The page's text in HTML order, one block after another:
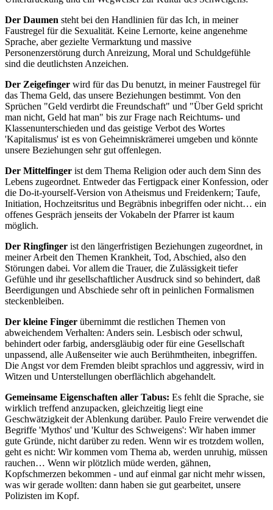
Der Daumen steht bei den Handlinien für das Ich, in meiner
Faustregel für die Sexualität. Keine Lernorte, keine angenehme
Sprache, aber gezielte Vermarktung und massive
Personenzerstörung durch Anreizung, Moral und Schuldgefühle
sind die deutlichsten Anzeichen.
Der Zeigefinger wird für das Du benutzt, in meiner Faustregel für
das Thema Geld, das unsere Beziehungen bestimmt. Von den
Sprüchen "Geld verdirbt die Freundschaft" und "Über Geld spricht
man nicht, Geld hat man" bis zur Frage nach Reichtums- und
Klassenunterschieden und das geistige Verbot des Wortes
'Kapitalismus' ist es von Geheimniskrämerei umgeben und könnte
unsere Beziehungen sehr gut offenlegen.
Der Mittelfinger ist dem Thema Religion oder auch dem Sinn des
Lebens zugeordnet. Entweder das Fertigpack einer Konfession, oder
die Do-it-yourself-Version von Atheismus und Freidenkern; Taufe,
Initiation, Hochzeitsritus und Begräbnis inbegriffen oder nicht… ein
offenes Gespräch jenseits der Vokabeln der Pfarrer ist kaum
möglich.
Der Ringfinger ist den längerfristigen Beziehungen zugeordnet, in
meiner Arbeit den Themen Krankheit, Tod, Abschied, also den
Störungen dabei. Vor allem die Trauer, die Zulässigkeit tiefer
Gefühle und ihr gesellschaftlicher Ausdruck sind so behindert, daß
Beerdigungen und Abschiede sehr oft in peinlichen Formalismen
steckenbleiben.
Der kleine Finger übernimmt die restlichen Themen von
abweichendem Verhalten: Anders sein. Lesbisch oder schwul,
behindert oder farbig, andersgläubig oder für eine Gesellschaft
unpassend, alle Außenseiter wie auch Berühmtheiten, inbegriffen.
Die Angst vor dem Fremden bleibt sprachlos und aggressiv, wird in
Witzen und Unterstellungen oberflächlich abgehandelt.
Gemeinsame Eigenschaften aller Tabus: Es fehlt die Sprache, sie
wirklich treffend anzupacken, gleichzeitig liegt eine
Geschwätzigkeit der Ablenkung darüber. Paulo Freire verwendet die
Begriffe 'Mythos' und 'Kultur des Schweigens': Wir haben immer
gute Gründe, nicht darüber zu reden. Wenn wir es trotzdem wollen,
geht es nicht: Wir kommen vom Thema ab, werden unruhig, müssen
rauchen… Wenn wir plötzlich müde werden, gähnen,
Kopfschmerzen bekommen - und auf einmal gar nicht mehr wissen,
was wir gerade wollten: dann haben sie gut gearbeitet, unsere
Polizisten im Kopf.